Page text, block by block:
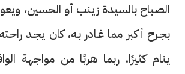
الصباح بالسيدة زينب أو الحسين،
بجـرح أكبر مما غـادر بـه، كان يجـد
ينام كثيرًا، ربما هربًا من مواجهة